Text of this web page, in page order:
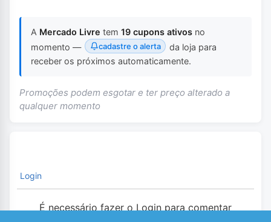
A Mercado Livre tem 19 cupons ativos no
momento —
cadastre o alerta
da loja para
receber os próximos automaticamente.
Promoções podem esgotar e ter preço alterado a
qualquer momento
Login
É necessário fazer o Login para comentar